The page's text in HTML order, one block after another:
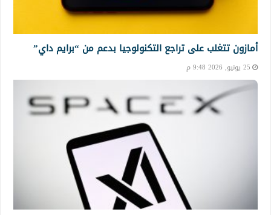
أمازون تتغلب على تراجع التكنولوجيا بدعم من “برايم داي”
25 يونيو, 2026 9:48 م